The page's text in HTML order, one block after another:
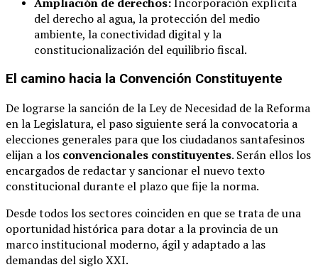
del derecho al agua, la protección del medio
ambiente, la conectividad digital y la
constitucionalización del equilibrio fiscal.
El camino hacia la Convención Constituyente
De lograrse la sanción de la Ley de Necesidad de la Reforma
en la Legislatura, el paso siguiente será la convocatoria a
elecciones generales para que los ciudadanos santafesinos
elijan a los convencionales constituyentes. Serán ellos los
encargados de redactar y sancionar el nuevo texto
constitucional durante el plazo que fije la norma.
Desde todos los sectores coinciden en que se trata de una
oportunidad histórica para dotar a la provincia de un
marco institucional moderno, ágil y adaptado a las
demandas del siglo XXI.